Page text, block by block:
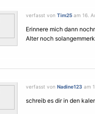
verfasst von Tim25 am 16.
Erinnere mich dann
Alter noch
verfasst von Nadine123 am
schreib es dir in den